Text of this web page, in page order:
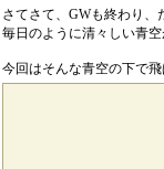
人) 動く(数
さてさて、GWも終わり
毎日のように清々しい青
今回はそんな青空の下で